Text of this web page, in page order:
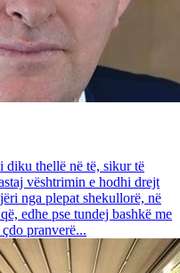
diku thellë në të, sikur të
vështrimin e hodhi drejt
nga plepat shekullorë, në
edhe pse tundej bashkë me
pranverë...